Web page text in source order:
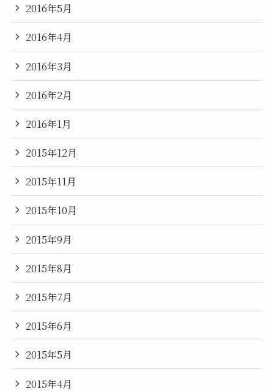
2016年5月
2016年4月
2016年3月
2016年2月
2016年1月
2015年12月
2015年11月
2015年10月
2015年9月
2015年8月
2015年7月
2015年6月
2015年5月
2015年4月